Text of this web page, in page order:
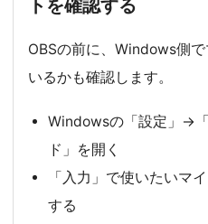
トを確認する
OBSの前に、Windows側
いるかも確認します。
Windowsの「設定」→
ド」を開く
「入力」で使いたいマ
する